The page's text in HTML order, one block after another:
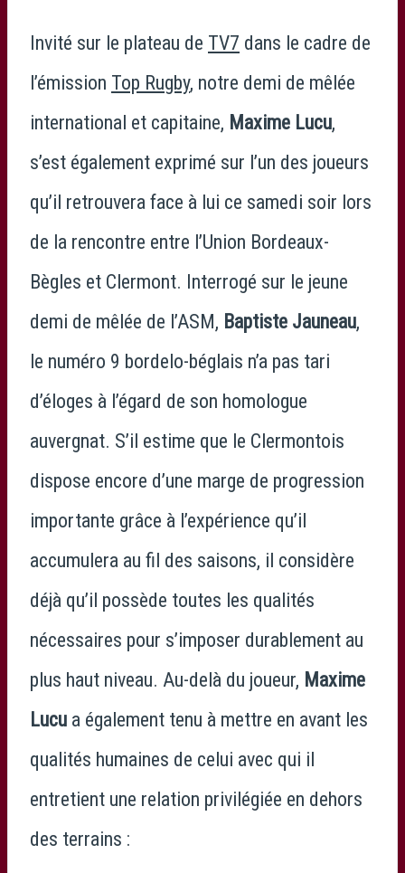
Invité sur le plateau de TV7 dans le cadre de
l’émission Top Rugby, notre demi de mêlée
international et capitaine, Maxime Lucu,
s’est également exprimé sur l’un des joueurs
qu’il retrouvera face à lui ce samedi soir lors
de la rencontre entre l’Union Bordeaux-
Bègles et Clermont. Interrogé sur le jeune
demi de mêlée de l’ASM, Baptiste Jauneau,
le numéro 9 bordelo-béglais n’a pas tari
d’éloges à l’égard de son homologue
auvergnat. S’il estime que le Clermontois
dispose encore d’une marge de progression
importante grâce à l’expérience qu’il
accumulera au fil des saisons, il considère
déjà qu’il possède toutes les qualités
nécessaires pour s’imposer durablement au
plus haut niveau. Au-delà du joueur, Maxime
Lucu a également tenu à mettre en avant les
qualités humaines de celui avec qui il
entretient une relation privilégiée en dehors
des terrains :